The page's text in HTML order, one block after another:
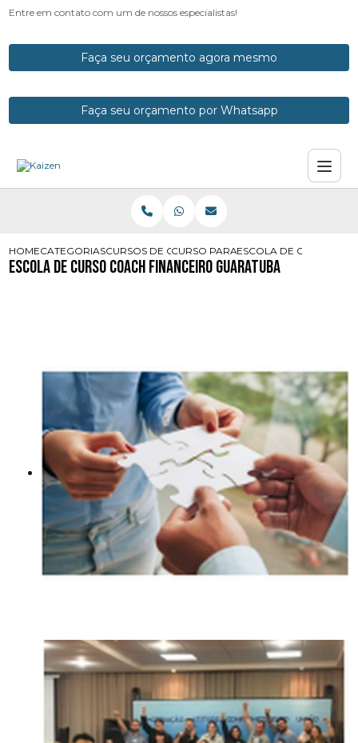
Entre em contato com um de nossos especialistas!
Faça seu orçamento agora mesmo
Faça seu orçamento por Whatsapp
HOMECATEGORIASCURSOS DE COACHCURSO PARA COACHESCOLA DE CURSO
Escola de Curso Coach Financeiro Guaratuba